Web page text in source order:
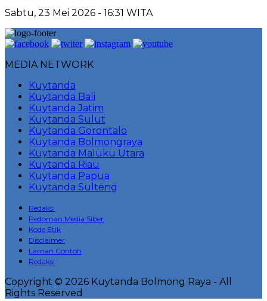
Sabtu, 23 Mei 2026 - 16:31 WITA
MEDIA NETWORK
Kuytanda
Kuytanda Bali
Kuytanda Jatim
Kuytanda Sulut
Kuytanda Gorontalo
Kuytanda Bolmongraya
Kuytanda Maluku Utara
Kuytanda Riau
Kuytanda Papua
Kuytanda Sulteng
Redaksi
Pedoman Media Siber
Kode Etik
Disclaimer
Laman Contoh
Redaksi
Copyright © 2026 Kuytanda Bolmong Raya - All
Rights Reserved